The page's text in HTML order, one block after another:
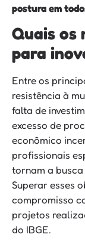
postura em
Quais os
para
Entre os
resistência à
falta de
excesso de
econômico
profissionais
tornam a
Superar esses
compromisso
projetos
do IBGE.